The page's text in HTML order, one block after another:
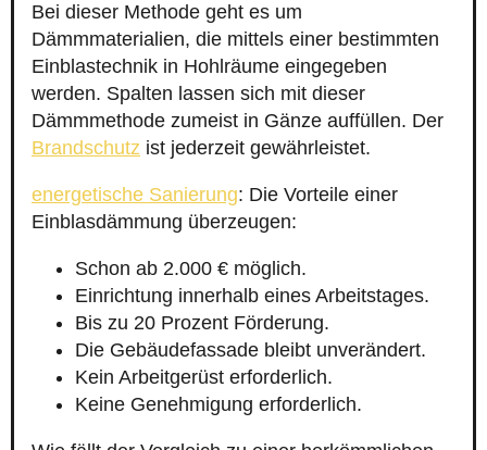
Bei dieser Methode geht es um
Dämmmaterialien, die mittels einer bestimmten
Einblastechnik in Hohlräume eingegeben
werden. Spalten lassen sich mit dieser
Dämmmethode zumeist in Gänze auffüllen. Der
Brandschutz ist jederzeit gewährleistet.
energetische Sanierung: Die Vorteile einer
Einblasdämmung überzeugen:
Schon ab 2.000 € möglich.
Einrichtung innerhalb eines Arbeitstages.
Bis zu 20 Prozent Förderung.
Die Gebäudefassade bleibt unverändert.
Kein Arbeitgerüst erforderlich.
Keine Genehmigung erforderlich.